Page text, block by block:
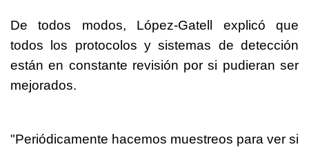
De todos modos, López-Gatell explicó que
todos los protocolos y sistemas de detección
están en constante revisión por si pudieran ser
mejorados.
"Periódicamente hacemos muestreos para ver si